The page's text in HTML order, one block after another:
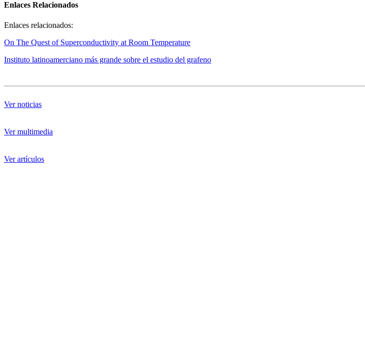
Enlaces Relacionados
Enlaces relacionados:
On The Quest of Superconductivity at Room Temperature
Instituto latinoamerciano más grande sobre el estudio del grafeno
Ver noticias
Ver multimedia
Ver artículos